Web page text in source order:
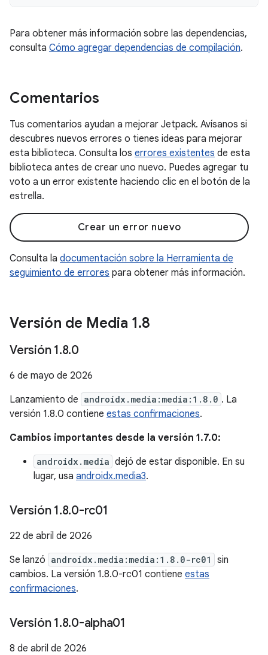
Para obtener más información sobre las dependencias,
consulta Cómo agregar dependencias de compilación.
Comentarios
Tus comentarios ayudan a mejorar Jetpack. Avísanos si
descubres nuevos errores o tienes ideas para mejorar
esta biblioteca. Consulta los errores existentes de esta
biblioteca antes de crear uno nuevo. Puedes agregar tu
voto a un error existente haciendo clic en el botón de la
estrella.
Crear un error nuevo
Consulta la documentación sobre la Herramienta de
seguimiento de errores para obtener más información.
Versión de Media 1.8
Versión 1.8.0
6 de mayo de 2026
Lanzamiento de androidx.media:media:1.8.0 . La
versión 1.8.0 contiene estas confirmaciones.
Cambios importantes desde la versión 1.7.0:
androidx.media dejó de estar disponible. En su
lugar, usa androidx.media3.
Versión 1.8.0-rc01
22 de abril de 2026
Se lanzó androidx.media:media:1.8.0-rc01
sin
cambios. La versión 1.8.0-rc01 contiene estas
confirmaciones.
Versión 1.8.0-alpha01
8 de abril de 2026